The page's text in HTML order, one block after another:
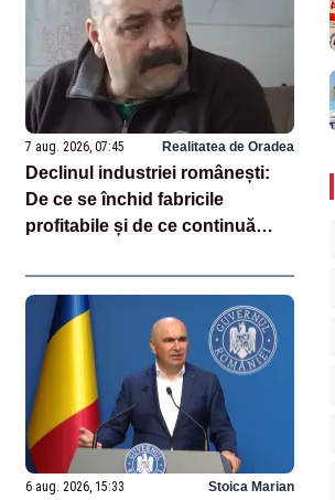
7 aug. 2026, 07:45 Realitatea de Oradea
Declinul industriei românești:
De ce se închid fabricile
profitabile și de ce continuă
6 aug. 2026, 15:33 Stoica Marian